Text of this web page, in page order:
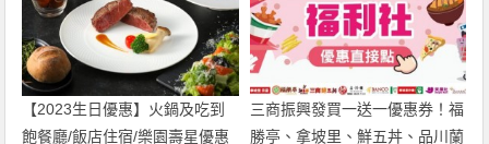
【2023生日優惠】火鍋及吃到
飽餐廳/飯店住宿/樂園壽星優惠
三商振興發買一送一優惠券！福
勝亭、拿坡里、鮮五丼、品川蘭